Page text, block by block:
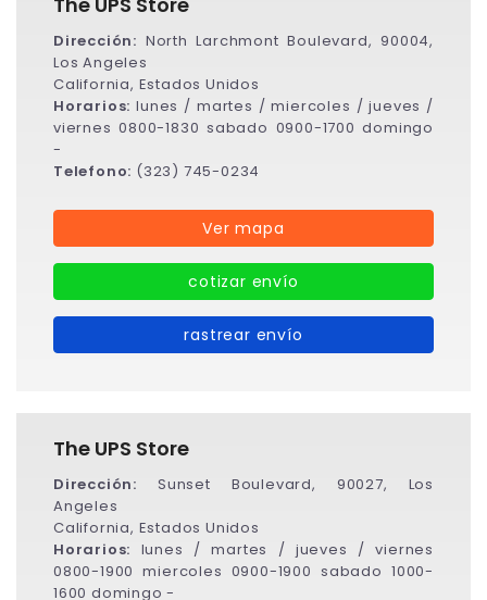
Dirección: North Larchmont Boulevard, 90004,
Los Angeles
California, Estados Unidos
Horarios:lunes / martes / miercoles / jueves /
viernes 0800-1830 sabado 0900-1700 domingo
-
Telefono: (323) 745-0234
Ver mapa
cotizar envío
rastrear envío
The UPS Store
Dirección: Sunset Boulevard, 90027, Los
Angeles
California, Estados Unidos
Horarios: lunes / martes / jueves / viernes
0800-1900 miercoles 0900-1900 sabado 1000-
1600 domingo -